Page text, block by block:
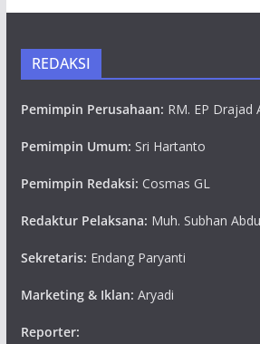
REDAKSI
Pemimpin Perusahaan: RM. EP Drajad
Pemimpin Umum: Sri Hartanto
Pemimpin Redaksi: Cosmas GL
Redaktur Pelaksana: Muh. Subhan
Sekretaris: Endang Paryanti
Marketing & Iklan: Aryadi
Reporter: